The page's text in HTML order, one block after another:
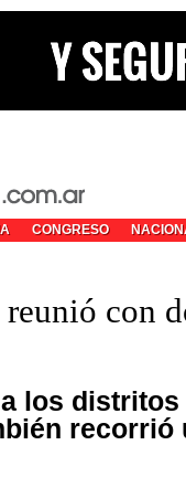
CONGRESO
con
los
recorrió